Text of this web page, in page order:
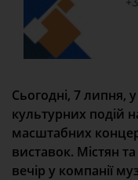
Сьогодні, 7 липня,
культурних подій
масштабних
виставок. Містян
вечір у компанії